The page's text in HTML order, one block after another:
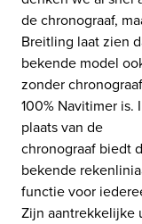
de chronograaf,
Breitling laat zien
bekende model
zonder
100% Navitimer is.
plaats van de
chronograaf biedt
bekende
functie voor
Zijn aantrekkelijke